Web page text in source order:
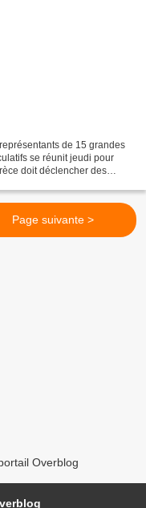
de 15 grandes
se réunit jeudi pour
doit déclencher des
Page suivante >
Overblog